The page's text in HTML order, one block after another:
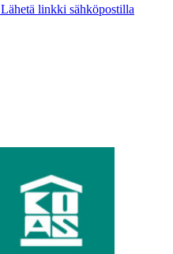
Lähetä linkki sähköpostilla